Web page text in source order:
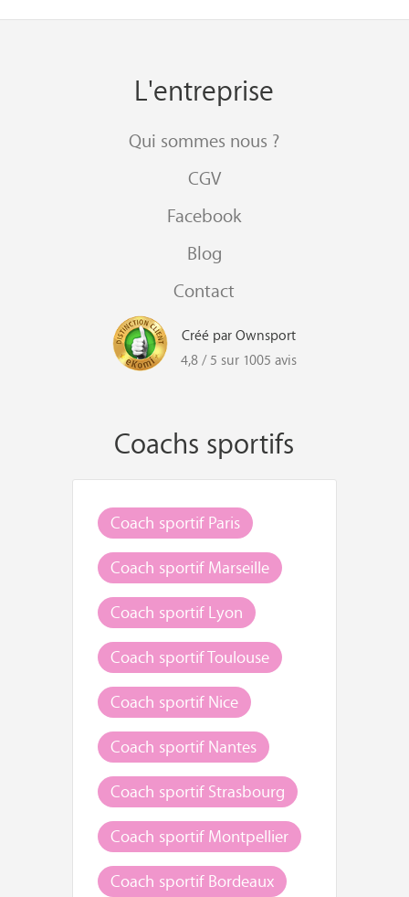
L'entreprise
Qui sommes nous ?
CGV
Facebook
Blog
Contact
Créé par Ownsport
4,8 / 5 sur 1005 avis
Coachs sportifs
Coach sportif Paris
Coach sportif Marseille
Coach sportif Lyon
Coach sportif Toulouse
Coach sportif Nice
Coach sportif Nantes
Coach sportif Strasbourg
Coach sportif Montpellier
Coach sportif Bordeaux